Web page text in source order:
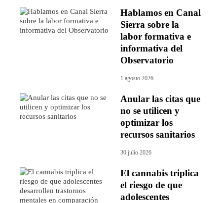
Hablamos en Canal
Sierra sobre la
labor formativa e
informativa del
Observatorio
1 agosto 2026
Anular las citas que
no se utilicen y
optimizar los
recursos sanitarios
30 julio 2026
El cannabis triplica
el riesgo de que
adolescentes